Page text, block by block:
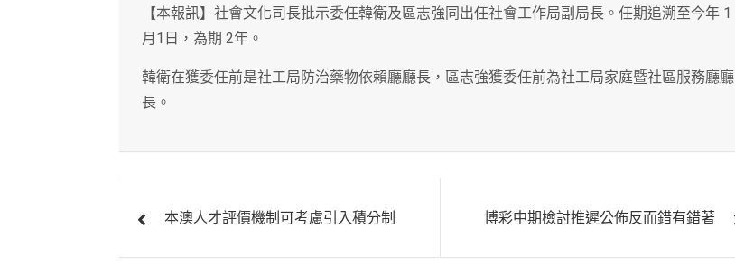
【本報訊】社會文化司長批示委任韓衛及區志強同出任社會工作局副局長。任期追溯至今年 1
月1日，為期 2年。
韓衛在獲委任前是社工局防治藥物依賴廳廳長，區志強獲委任前為社工局家庭暨社區服務廳廳
長。
章
本澳人才評價機制可考慮引入積分制 博彩中期檢討推遲公佈反而錯有錯著